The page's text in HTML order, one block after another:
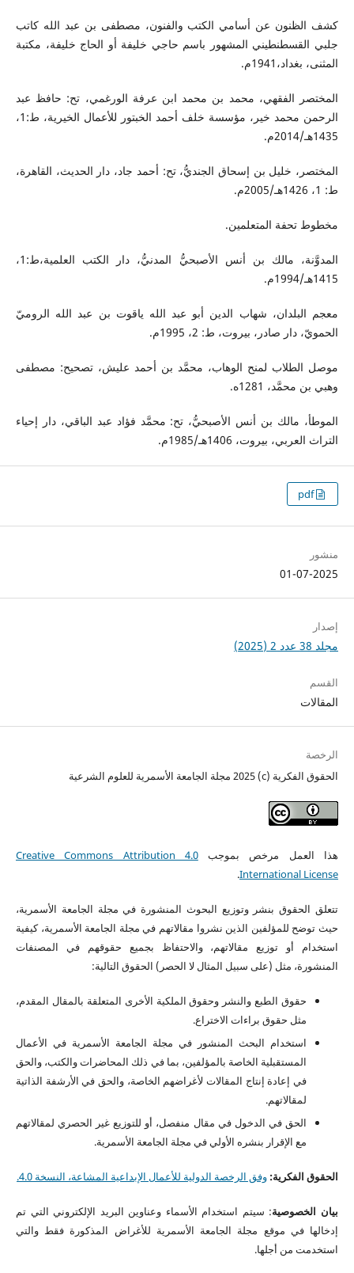
كشف الظنون عن أسامي الكتب والفنون، مصطفى بن عبد الله كاتب
جلبي القسطنطيني المشهور باسم حاجي خليفة أو الحاج خليفة، مكتبة
المثنى، بغداد،1941م.
المختصر الفقهي، محمد بن محمد ابن عرفة الورغمي، تح: حافظ عبد
الرحمن محمد خير، مؤسسة خلف أحمد الخبتور للأعمال الخيرية، ط:1،
1435هـ/2014م.
المختصر، خليل بن إسحاق الجنديُّ، تح: أحمد جاد، دار الحديث، القاهرة،
ط: 1، 1426هـ/2005م.
مخطوط تحفة المتعلمين.
المدوَّنة، مالك بن أنس الأصبحيُّ المدنيُّ، دار الكتب العلمية،ط:1،
1415هـ/1994م.
معجم البلدان، شهاب الدين أبو عبد الله ياقوت بن عبد الله الروميّ
الحمويّ، دار صادر، بيروت، ط: 2، 1995م.
موصل الطلاب لمنح الوهاب، محمَّد بن أحمد عليش، تصحيح: مصطفى
وهبي بن محمَّد، 1281ه.
الموطأ، مالك بن أنس الأصبحيُّ، تح: محمَّد فؤاد عبد الباقي، دار إحياء
التراث العربي، بيروت، 1406هـ/1985م.
pdf
منشور
01-07-2025
إصدار
مجلد 38 عدد 2 (2025)
القسم
المقالات
الرخصة
الحقوق الفكرية (c) 2025 مجلة الجامعة الأسمرية للعلوم الشرعية
هذا العمل مرخص بموجبCreative Commons Attribution 4.0
International License
.
تتعلق الحقوق بنشر وتوزيع البحوث المنشورة في مجلة الجامعة الأسمرية،
حيث توضح للمؤلفين الذين نشروا مقالاتهم في مجلة الجامعة الأسمرية، كيفية
استخدام أو توزيع مقالاتهم، والاحتفاظ بجميع حقوقهم في المصنفات
المنشورة، مثل (على سبيل المثال لا الحصر) الحقوق التالية:
حقوق الطبع والنشر وحقوق الملكية الأخرى المتعلقة بالمقال المقدم،
مثل حقوق براءات الاختراع.
استخدام البحث المنشور في مجلة الجامعة الأسمرية في الأعمال
المستقبلية الخاصة بالمؤلفين، بما في ذلك المحاضرات والكتب، والحق
في إعادة إنتاج المقالات لأغراضهم الخاصة، والحق في الأرشفة الذاتية
لمقالاتهم.
الحق في الدخول في مقال منفصل، أو للتوزيع غير الحصري لمقالاتهم
مع الإقرار بنشره الأولي في مجلة الجامعة الأسمرية.
الحقوق الفكرية: وفق الرخصة الدولية للأعمال الإبداعية المشاعة، النسخة 4.0.
بيان الخصوصية: سيتم استخدام الأسماء وعناوين البريد الإلكتروني التي تم
إدخالها في موقع مجلة الجامعة الأسمرية للأغراض المذكورة فقط والتي
استخدمت من أجلها.